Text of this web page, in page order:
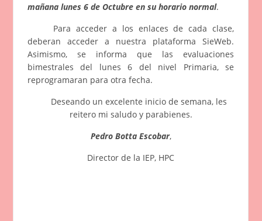
mañana lunes 6 de Octubre en su horario normal.
Para acceder a los enlaces de cada clase,
deberan acceder a nuestra plataforma SieWeb.
Asimismo, se informa que las evaluaciones
bimestrales del lunes 6 del nivel Primaria, se
reprogramaran para otra fecha.
Deseando un excelente inicio de semana, les
reitero mi saludo y parabienes.
Pedro Botta Escobar,
Director de la IEP, HPC